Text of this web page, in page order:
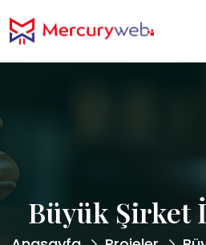
Büyük Şirket